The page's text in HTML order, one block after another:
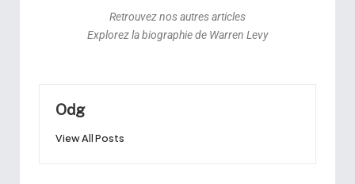
Retrouvez nos autres articles
Explorez la biographie de Warren Levy
Odg
View All Posts